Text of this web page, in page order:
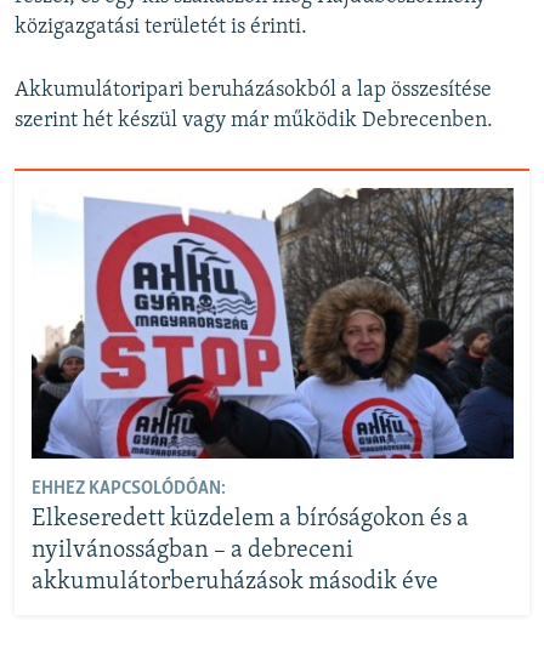
közigazgatási területét is érinti.
Akkumulátoripari beruházásokból a lap összesítése
szerint hét készül vagy már működik Debrecenben.
EHHEZ KAPCSOLÓDÓAN:
Elkeseredett küzdelem a bíróságokon és a
nyilvánosságban – a debreceni
akkumulátorberuházások második éve